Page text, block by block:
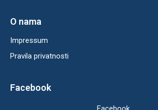
O nama
Impressum
Pravila privatnosti
Facebook